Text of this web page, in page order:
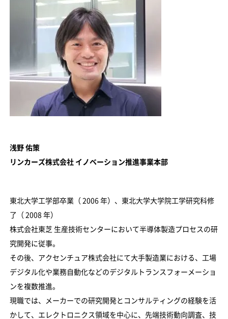
浅野 佑策
リンカーズ株式会社 イノベーション推進事業本部
東北大学工学部卒業（ 2006 年）、東北大学大学院工学研究科修
了（ 2008 年）
株式会社東芝 生産技術センターにおいて半導体製造プロセスの研
究開発に従事。
その後、アクセンチュア株式会社にて大手製造業における、工場
デジタル化や業務自動化などのデジタルトランスフォーメーショ
ンを複数推進。
現職では、メーカーでの研究開発とコンサルティングの経験を活
かして、エレクトロニクス領域を中心に、先端技術動向調査、技